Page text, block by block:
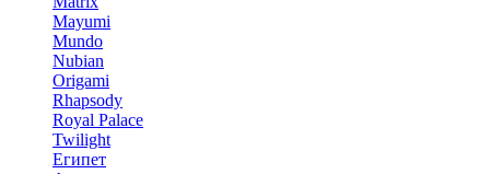
Mayumi
Mundo
Nubian
Origami
Rhapsody
Royal Palace
Twilight
Египет